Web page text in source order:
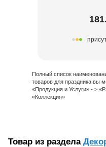
Полный список
товаров для праздника вы
«Продукция и Услуги» - >
«Коллекция»
Товар из раздела